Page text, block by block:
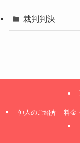
裁判判決
仲人のご紹介 料金